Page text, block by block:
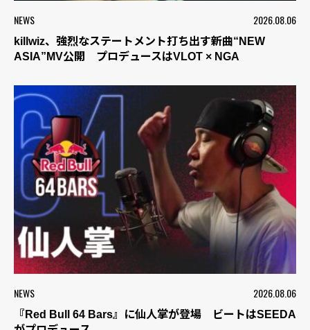
NEWS 2026.08.06
killwiz、強烈なステートメント打ち出す新曲“NEW
ASIA”MV公開 プロデュースはVLOT × NGA
NEWS 2026.08.06
『Red Bull 64 Bars』に仙人掌が登場 ビートはSEEDA